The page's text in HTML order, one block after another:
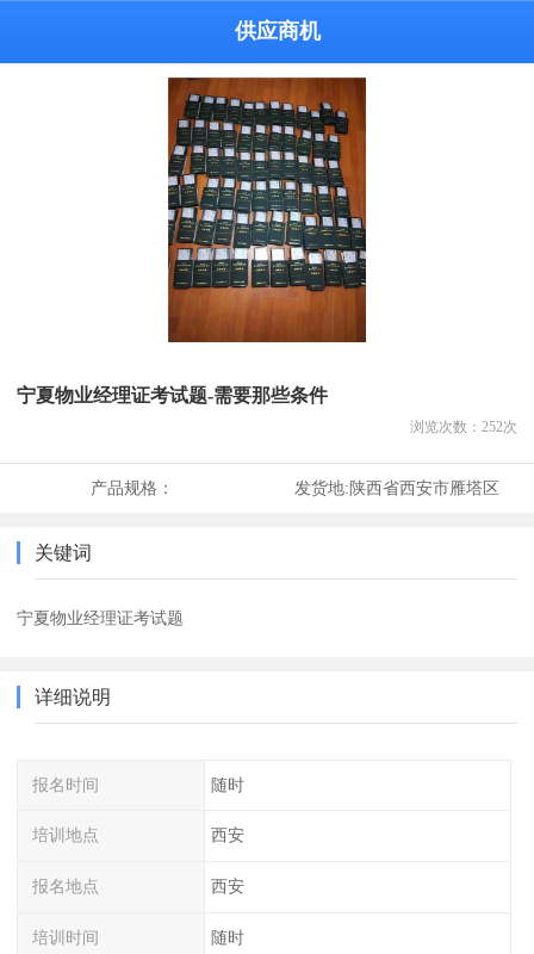
供应商机
宁夏物业经理证考试题-需要那些条件
浏览次数： 252次
产品规格： 发货地:陕西省西安市雁塔区
关键词
宁夏物业经理证考试题
详细说明
报名时间 随时
培训地点 西安
报名地点 西安
培训时间 随时